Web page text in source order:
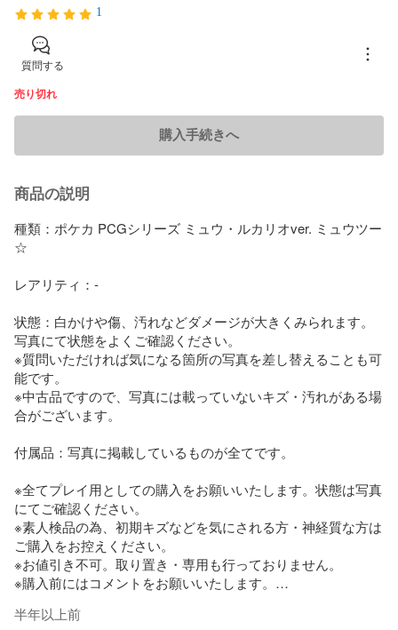
1
質問する
売り切れ
購入手続きへ
商品の説明
種類：ポケカ PCGシリーズ ミュウ・ルカリオver. ミュウツー
☆
レアリティ：-
状態：白かけや傷、汚れなどダメージが大きくみられます。
写真にて状態をよくご確認ください。
※質問いただければ気になる箇所の写真を差し替えることも可
能です。
※中古品ですので、写真には載っていないキズ・汚れがある場
合がございます。
付属品：写真に掲載しているものが全てです。
※全てプレイ用としての購入をお願いいたします。状態は写真
にてご確認ください。
※素人検品の為、初期キズなどを気にされる方・神経質な方は
ご購入をお控えください。
※お値引き不可。取り置き・専用も行っておりません。
※購入前にはコメントをお願いいたします。
備考：No.IT60ORY3VHFO
半年以上前